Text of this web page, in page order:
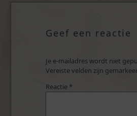
Geef een reactie
Je e-mailadres wordt niet
Vereiste velden zijn
Reactie *